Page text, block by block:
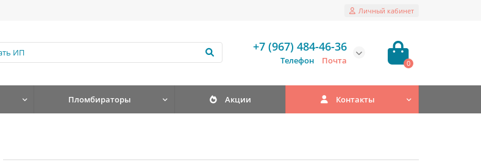
Личный кабинет
+7 (967) 484-46-36
Телефон Почта 0
Пломбираторы Акции Контакты